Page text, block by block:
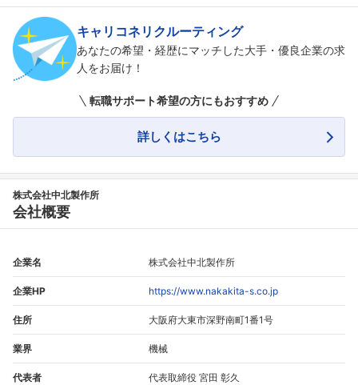
キャリコネリクルーティング
あなたの希望・経歴にマッチした大手・優良企業の求
人をお届け！
転職サポート希望の方にもおすすめ
詳しくはこちら
株式会社中北製作所
会社概要
企業名 株式会社中北製作所
企業HP https://www.nakakita-s.co.jp
住所 大阪府大東市深野南町1番1号
業界 機械
代表者 代表取締役 宮田 彰久